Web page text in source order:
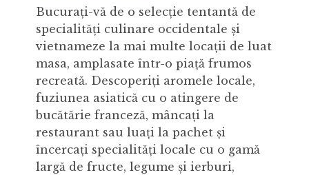
Bucurați-vă de o selecție tentantă de
specialități culinare occidentale și
vietnameze la mai multe locații de luat
masa, amplasate într-o piață frumos
recreată. Descoperiți aromele locale,
fuziunea asiatică cu o atingere de
bucătărie franceză, mâncați la
restaurant sau luați la pachet și
încercați specialități locale cu o gamă
largă de fructe, legume și ierburi,